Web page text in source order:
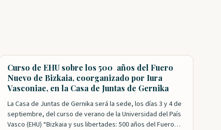
Curso de EHU sobre los 500 años del Fuero
Nuevo de Bizkaia, coorganizado por Iura
Vasconiae, en la Casa de Juntas de Gernika
La Casa de Juntas de Gernika será la sede, los días 3 y 4 de
septiembre, del curso de verano de la Universidad del País
Vasco (EHU) “Bizkaia y sus libertades: 500 años del Fuero